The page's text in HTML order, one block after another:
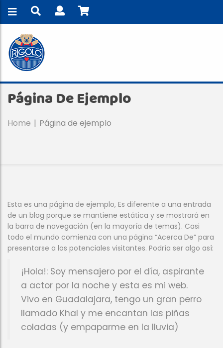
Página De Ejemplo
Home Página de ejemplo
Esta es una página de ejemplo, Es diferente a una entrada
de un blog porque se mantiene estática y se mostrará en
la barra de navegación (en la mayoría de temas). Casi
todo el mundo comienza con una página “Acerca De” para
presentarse a los potenciales visitantes. Podría ser algo así:
¡Hola!: Soy mensajero por el día, aspirante
a actor por la noche y esta es mi web.
Vivo en Guadalajara, tengo un gran perro
llamado Khal y me encantan las piñas
coladas (y empaparme en la lluvia)